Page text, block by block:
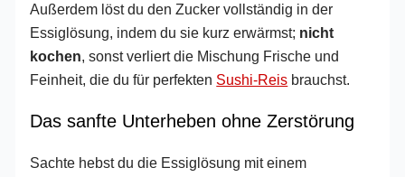
Außerdem löst du den Zucker vollständig in der
Essiglösung, indem du sie kurz erwärmst; nicht
kochen, sonst verliert die Mischung Frische und
Feinheit, die du für perfekten Sushi-Reis brauchst.
Das sanfte Unterheben ohne Zerstörung
Sachte hebst du die Essiglösung mit einem